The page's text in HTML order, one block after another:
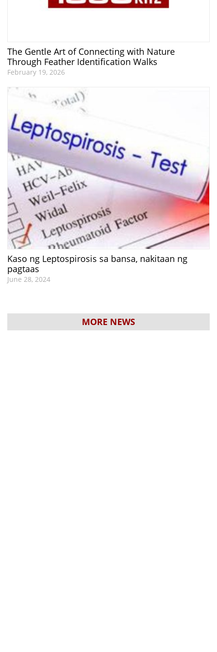
The Gentle Art of Connecting with Nature
Through Feather Identification Walks
February 19, 2026
Kaso ng Leptospirosis sa bansa, nakitaan ng
pagtaas
June 28, 2024
MORE NEWS